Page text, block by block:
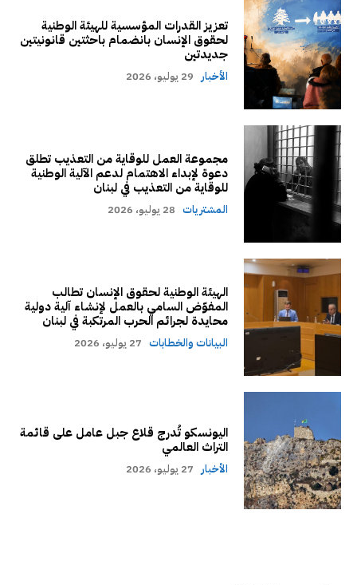
تعزيز القدرات المؤسسية للهيئة الوطنية
لحقوق الإنسان بانضمام باحثتين قانونيتين
جديدتين
الأخبار 29 يوليو، 2026
مجموعة العمل للوقاية من التعذيب تطلق
دعوة لإبداء الاهتمام لدعم الآلية الوطنية
للوقاية من التعذيب في لبنان
المشتريات 28 يوليو، 2026
الهيئة الوطنية لحقوق الإنسان تطالب
المفوّض السامي بالعمل لإنشاء آلية دولية
محايدة لجرائم الحرب المرتكبة في لبنان
البيانات والخطابات 27 يوليو، 2026
اليونسكو تُدرج قلاع جبل عامل على قائمة
التراث العالمي
الأخبار 27 يوليو، 2026